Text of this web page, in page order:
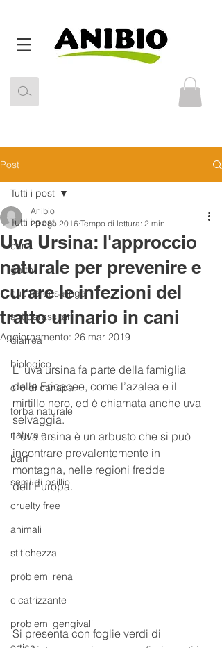
Post
Tutti i post
cane
gatto
cucina casalinga
antiparassitari
diarrea
biologico
olio di canapa
torba naturale
naturale
barf
semi di psillio
cruelty free
animali
stitichezza
problemi renali
cicatrizzante
problemi gengivali
Tutti i post
Uva Ursina: l'approccio
naturale per prevenire e
curare le infezioni del
tratto urinario in cani
Anibio
29 ago 2016 Tempo di lettura: 2 min
Aggiornamento: 26 mar 2019
L' uva ursina fa parte della famiglia
delle Ericacee, come l’azalea e il
mirtillo nero, ed è chiamata anche uva
selvaggia.
L’uva ursina è un arbusto che si può
incontrare prevalentemente in
montagna, nelle regioni fredde
dell’Europa.
Si presenta con foglie verdi di